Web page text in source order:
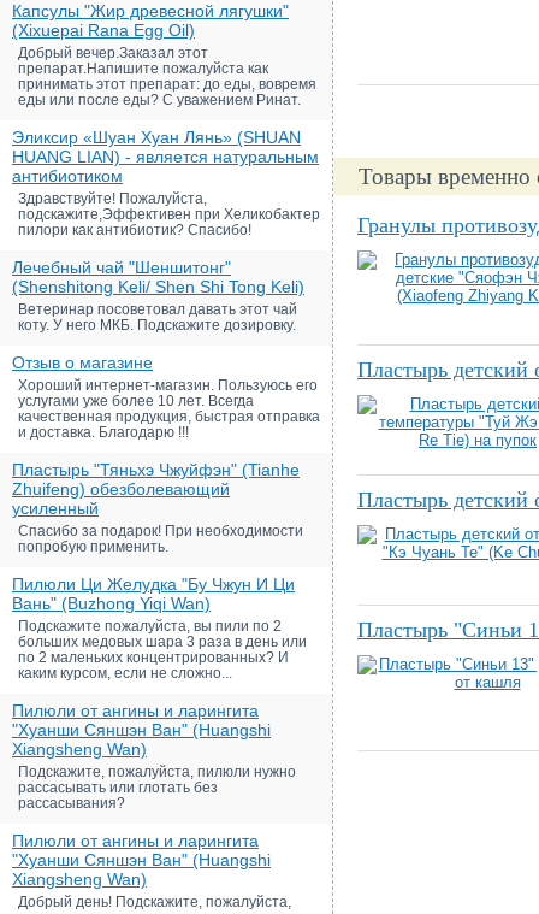
Капсулы "Жир древесной лягушки"
(Xixuepai Rana Egg Oil)
Добрый вечер.Заказал этот
препарат.Напишите пожалуйста как
принимать этот препарат: до еды, вовремя
еды или после еды? С уважением Ринат.
Эликсир «Шуан Хуан Лянь» (SHUAN
HUANG LIAN) - является натуральным
антибиотиком
Здравствуйте! Пожалуйста,
подскажите,Эффективен при Хеликобактер
пилори как антибиотик? Спасибо!
Лечебный чай "Шеншитонг"
(Shenshitong Keli/ Shen Shi Tong Keli)
Ветеринар посоветовал давать этот чай
коту. У него МКБ. Подскажите дозировку.
Отзыв о магазине
Хороший интернет-магазин. Пользуюсь его
услугами уже более 10 лет. Всегда
качественная продукция, быстрая отправка
и доставка. Благодарю !!!
Пластырь "Тяньхэ Чжуйфэн" (Tianhe
Zhuifeng) обезболевающий
усиленный
Спасибо за подарок! При необходимости
попробую применить.
Пилюли Ци Желудка "Бу Чжун И Ци
Вань" (Buzhong Yiqi Wan)
Подскажите пожалуйста, вы пили по 2
больших медовых шара 3 раза в день или
по 2 маленьких концентрированных? И
каким курсом, если не сложно...
Пилюли от ангины и ларингита
"Хуанши Сяншэн Ван" (Huangshi
Xiangsheng Wan)
Подскажите, пожалуйста, пилюли нужно
рассасывать или глотать без
рассасывания?
Пилюли от ангины и ларингита
"Хуанши Сяншэн Ван" (Huangshi
Xiangsheng Wan)
Добрый день! Подскажите, пожалуйста,
Товары
Гранулы
Пластырь
Пластырь
Пластырь "Синьи